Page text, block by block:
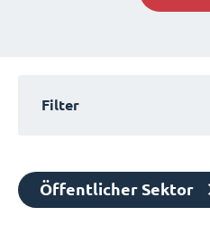
Filter
Öffentlicher Sektor